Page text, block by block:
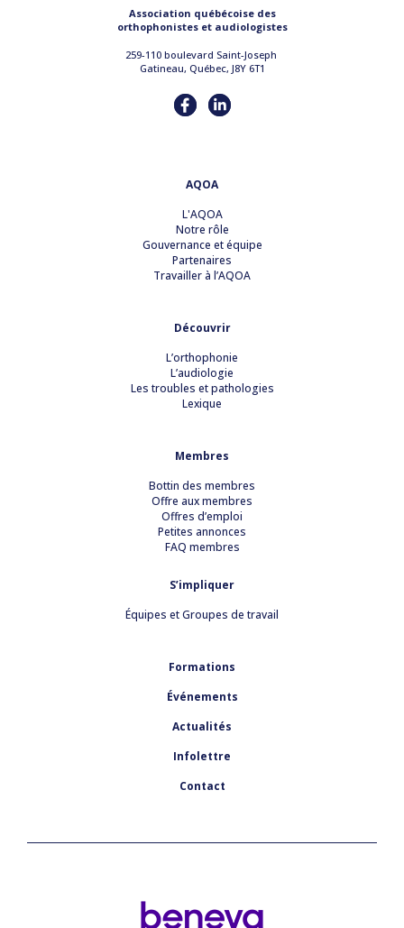
Association québécoise des
orthophonistes et audiologistes
259-110 boulevard Saint-Joseph
Gatineau, Québec, J8Y 6T1
AQOA
L'AQOA
Notre rôle
Gouvernance et équipe
Partenaires
Travailler à l’AQOA
Découvrir
L’orthophonie
L’audiologie
Les troubles et pathologies
Lexique
Membres
Bottin des membres
Offre aux membres
Offres d’emploi
Petites annonces
FAQ membres
S’impliquer
Équipes et Groupes de travail
Formations
Événements
Actualités
Infolettre
Contact